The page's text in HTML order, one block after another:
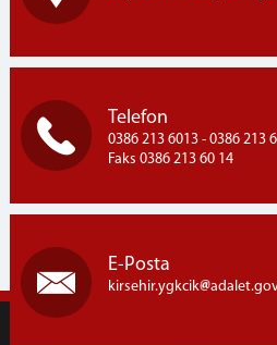
MAL BİLDİRİMİ
E-BORDRO
İLETİŞİM VE ULAŞIM
Telefon
0386 213 6013 - 0386 213
Faks 0386 213 60 14
E-Posta
kirsehir.ygkcik